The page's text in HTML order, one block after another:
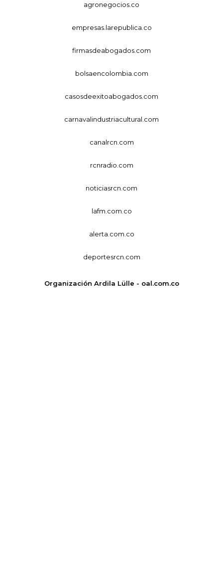
agronegocios.co
empresas.larepublica.co
firmasdeabogados.com
bolsaencolombia.com
casosdeexitoabogados.com
carnavalindustriacultural.com
canalrcn.com
rcnradio.com
noticiasrcn.com
lafm.com.co
alerta.com.co
deportesrcn.com
Organización Ardila Lülle - oal.com.co